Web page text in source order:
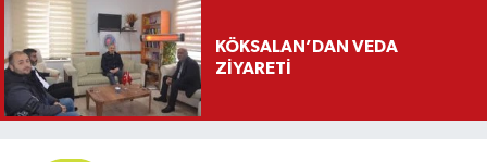
KÖKSALAN’DAN VEDA
ZİYARETİ